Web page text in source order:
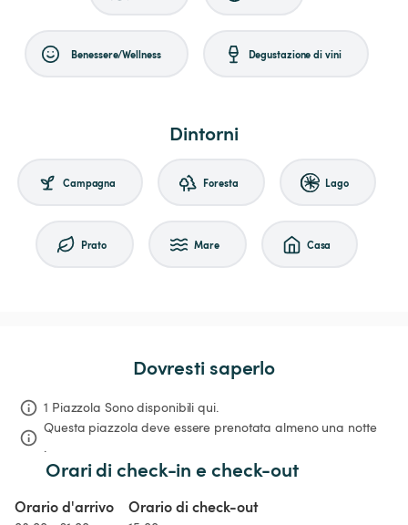
Benessere/Wellness Degustazione di vini
Dintorni
Campagna Foresta Lago
Prato Mare Casa
Dovresti saperlo
1 Piazzola Sono disponibili qui.
Questa piazzola deve essere prenotata almeno una notte
.
Orari di check-in e check-out
Orario d'arrivo Orario di check-out